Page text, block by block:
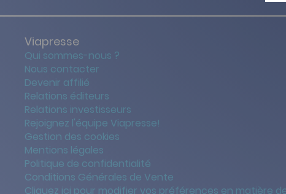
Viapresse
Qui sommes-nous ?
Nous contacter
Devenir affilié
Relations éditeurs
Relations investisseurs
Rejoignez l'équipe Viapresse!
Gestion des cookies
Mentions légales
Politique de confidentialité
Conditions Générales de Vente
Cliquez ici pour modifier vos préférences en matière